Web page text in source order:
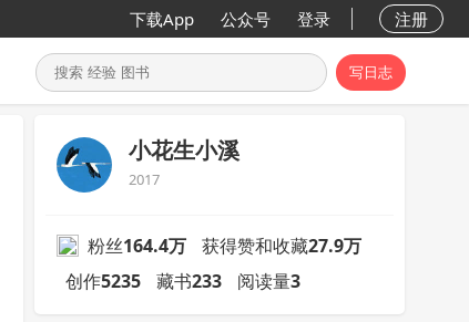
下载App 公众号 登录 注册
写日志
小花生小溪
2017
粉丝164.4万 获得赞和收藏27.9万
创作5235 藏书233 阅读量3